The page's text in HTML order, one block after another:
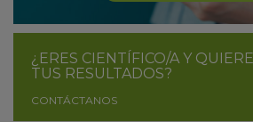
¿ERES CIENTÍFICO/A Y
TUS RESULTADOS?
CONTÁCTANOS